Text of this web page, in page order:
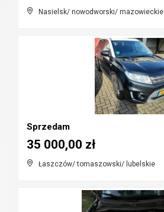
Nasielsk/ nowodworski/ mazowieckie
Sprzedam
Łaszczów/ tomaszowski/ lubelskie
35 000,00 zł